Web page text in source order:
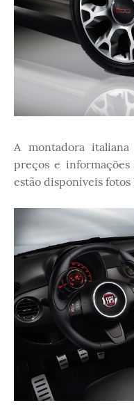
A montadora
preços e informações
estão disponíveis fotos